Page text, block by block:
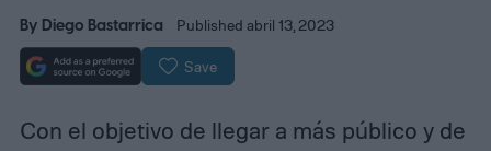
By Diego Bastarrica Published abril 13, 2023
Save
Con el objetivo de llegar a más público y de